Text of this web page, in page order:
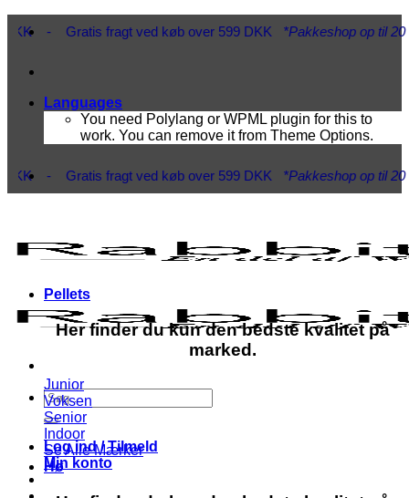
fragt ved køb over 599 DKK*Pakkeshop op til 20 kg*-
Languages
You need Polylang or WPML plugin for this to
work. You can remove it from Theme Options.
fragt ved køb over 599 DKK*Pakkeshop op til 20 kg*-
Søg
efter:
Log ind / Tilmeld
Min konto
Pellets
Her finder du kun den bedste kvalitet på
marked.
Junior
Voksen
Senior
Indoor
Se Alle Mærker
Hø